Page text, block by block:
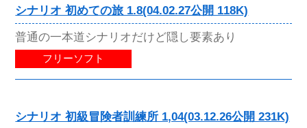
シナリオ 初めての旅 1.8(04.02.27公開 118K)
普通の一本道シナリオだけど隠し要素あり
フリーソフト
シナリオ 初級冒険者訓練所 1,04(03.12.26公開 231K)